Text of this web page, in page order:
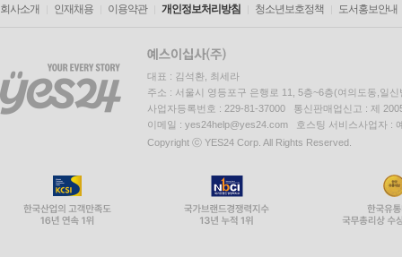
회사소개 인재채용 이용약관 개인정보처리방침 청소년보호정책 도서홍보안내
대표 : 김석환, 최세라
주소 : 서울시 영등포구 은행로 11, 5층~6층(여의도동,일신
사업자등록번호 : 229-81-37000 통신판매업신고 : 제
이메일 : yes24help@yes24.com 호스팅 서비스사업자 :
Copyright ⓒ YES24 Corp. All Rights Reserved.